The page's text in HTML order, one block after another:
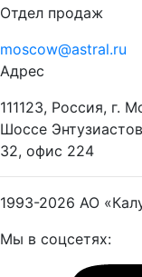
Отдел продаж
moscow@astral.ru
Адрес
111123, Россия, г.
Шоссе
32, офис 224
1993-2026 АО
Мы в соцсетях: